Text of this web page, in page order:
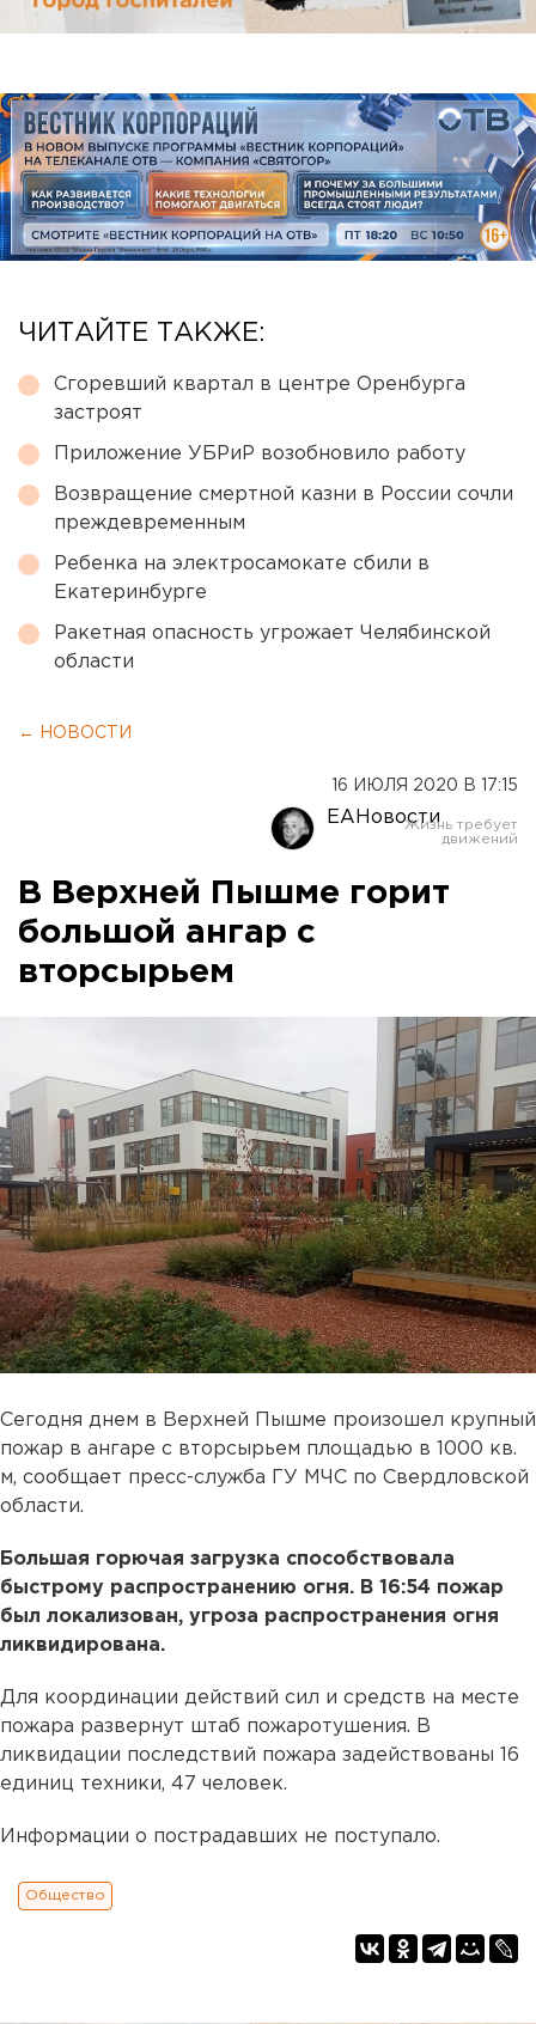
ЧИТАЙТЕ ТАКЖЕ:
Сгоревший квартал в центре Оренбурга
застроят
Приложение УБРиР возобновило работу
Возвращение смертной казни в России сочли
преждевременным
Ребенка на электросамокате сбили в
Екатеринбурге
Ракетная опасность угрожает Челябинской
области
← НОВОСТИ
16 ИЮЛЯ 2020 В 17:15
ЕАНовости
В Верхней Пышме горит
большой ангар с
вторсырьем
Сегодня днем в Верхней Пышме произошел крупный
пожар в ангаре с вторсырьем площадью в 1000 кв.
м, сообщает пресс-служба ГУ МЧС по Свердловской
области.
Большая горючая загрузка способствовала
быстрому распространению огня. В 16:54 пожар
был локализован, угроза распространения огня
ликвидирована.
Для координации действий сил и средств на месте
пожара развернут штаб пожаротушения. В
ликвидации последствий пожара задействованы 16
единиц техники, 47 человек.
Информации о пострадавших не поступало.
Общество